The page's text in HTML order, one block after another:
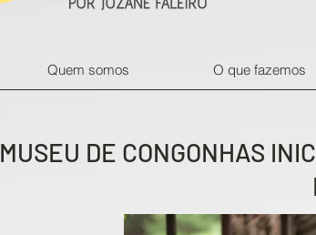
Quem somos O que fazemos
MUSEU DE CONGONHAS